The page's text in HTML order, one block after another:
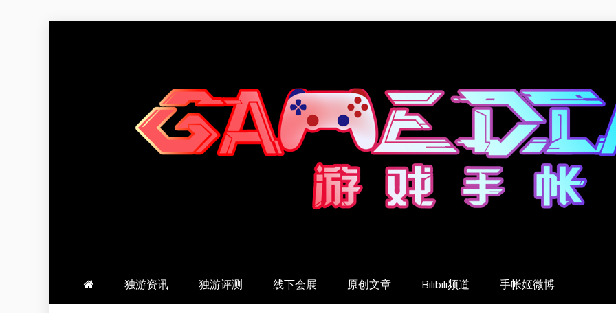
羽风手帐姬
独游资讯 独游评测 线下会展 原创文章 Bilibili频道 手帐姬微博